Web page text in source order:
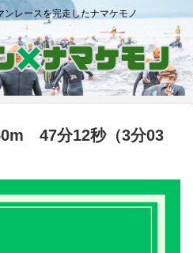
レースを完走したナマケモノ
47分12秒（3分03